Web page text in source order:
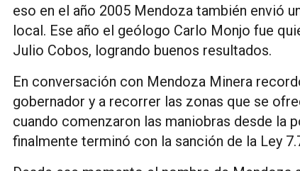
eso en el año 2005 Mendoza también envió
local. Ese año el geólogo Carlo Monjo fue
Julio Cobos, logrando buenos resultados.
En conversación con Mendoza Minera
gobernador y a recorrer las zonas que se
cuando comenzaron las maniobras desde la
finalmente terminó con la sanción de la Ley